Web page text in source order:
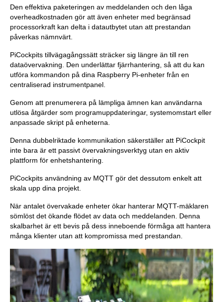
Den effektiva paketeringen av meddelanden och den låga
overheadkostnaden gör att även enheter med begränsad
processorkraft kan delta i datautbytet utan att prestandan
påverkas nämnvärt.
PiCockpits tillvägagångssätt sträcker sig längre än till ren
dataövervakning. Den underlättar fjärrhantering, så att du kan
utföra kommandon på dina Raspberry Pi-enheter från en
centraliserad instrumentpanel.
Genom att prenumerera på lämpliga ämnen kan användarna
utlösa åtgärder som programuppdateringar, systemomstart eller
anpassade skript på enheterna.
Denna dubbelriktade kommunikation säkerställer att PiCockpit
inte bara är ett passivt övervakningsverktyg utan en aktiv
plattform för enhetshantering.
PiCockpits användning av MQTT gör det dessutom enkelt att
skala upp dina projekt.
När antalet övervakade enheter ökar hanterar MQTT-mäklaren
sömlöst det ökande flödet av data och meddelanden. Denna
skalbarhet är ett bevis på dess inneboende förmåga att hantera
många klienter utan att kompromissa med prestandan.